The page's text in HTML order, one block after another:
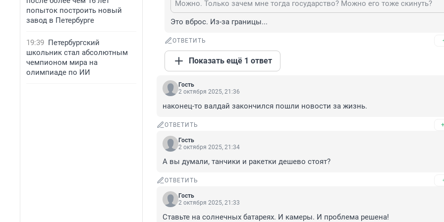
попыток построить новый
завод в Петербурге
19:39 Петербургский
школьник стал абсолютным
чемпионом мира на
олимпиаде по ИИ
Можно. Только зачем мне тогда государство? Можно его тоже скинуть?
Это вброс. Из-за границы...
ОТВЕТИТЬ
Показать ещё 1 ответ
Гость
2 октября 2025, 21:36
наконец-то валдай закончился пошли новости за жизнь.
ОТВЕТИТЬ
Гость
2 октября 2025, 21:34
А вы думали, танчики и ракетки дешево стоят?
ОТВЕТИТЬ
Гость
2 октября 2025, 21:33
Ставьте на солнечных батареях. И камеры. И проблема решена!